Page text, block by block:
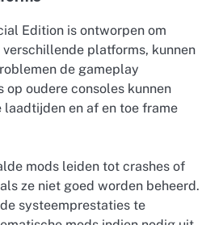
Edition is ontworpen om
platforms, kunnen
de gameplay
op oudere consoles kunnen
en af en toe frame
mods leiden tot crashes of
ze niet goed worden beheerd.
systeemprestaties te